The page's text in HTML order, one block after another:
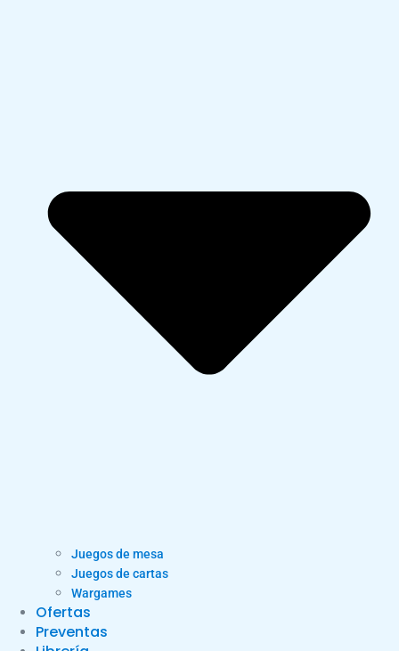
Juegos de mesa
Juegos de cartas
Wargames
Ofertas
Preventas